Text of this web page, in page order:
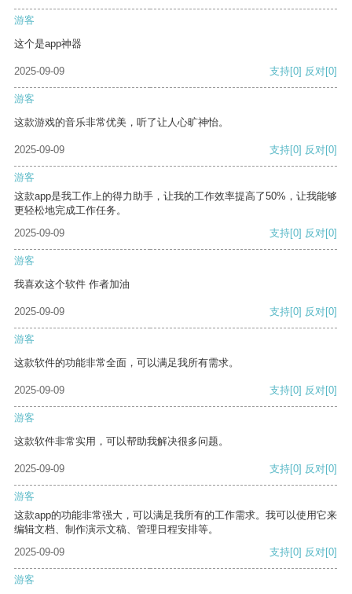
游客
这个是app神器
2025-09-09 支持[0] 反对[0]
游客
这款游戏的音乐非常优美，听了让人心旷神怡。
2025-09-09 支持[0] 反对[0]
游客
这款app是我工作上的得力助手，让我的工作效率提高了50%，让我能够
更轻松地完成工作任务。
2025-09-09
支持[0] 反对[0]
游客
我喜欢这个软件 作者加油
2025-09-09 支持[0] 反对[0]
游客
这款软件的功能非常全面，可以满足我所有需求。
2025-09-09 支持[0] 反对[0]
游客
这款软件非常实用，可以帮助我解决很多问题。
2025-09-09 支持[0] 反对[0]
游客
这款app的功能非常强大，可以满足我所有的工作需求。我可以使用它来
编辑文档、制作演示文稿、管理日程安排等。
2025-09-09
支持[0] 反对[0]
游客